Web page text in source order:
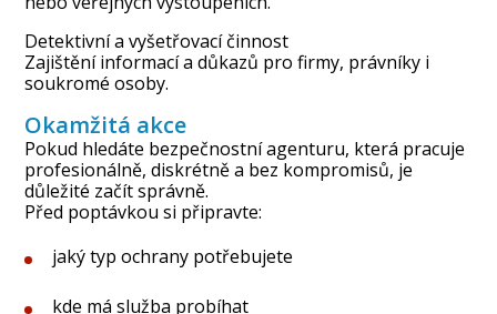
Detektivní a vyšetřovací činnost
Zajištění informací a důkazů pro firmy, právníky i
soukromé osoby.
Okamžitá akce
Pokud hledáte bezpečnostní agenturu, která pracuje
profesionálně, diskrétně a bez kompromisů, je
důležité začít správně.
Před poptávkou si připravte:
jaký typ ochrany potřebujete
kde má služba probíhat